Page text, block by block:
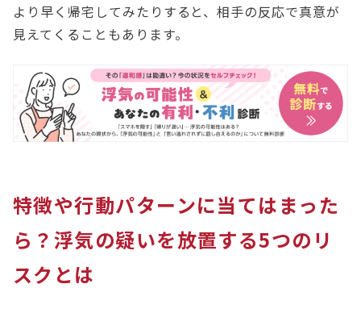
より早く帰宅してみたりすると、相手の反応で真意が
見えてくることもあります。
特徴や行動パターンに当てはまった
ら？浮気の疑いを放置する5つのリ
スクとは